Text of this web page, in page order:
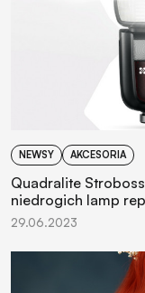
NEWSY AKCESORIA
Quadralite
niedrogich lamp
29.06.2023